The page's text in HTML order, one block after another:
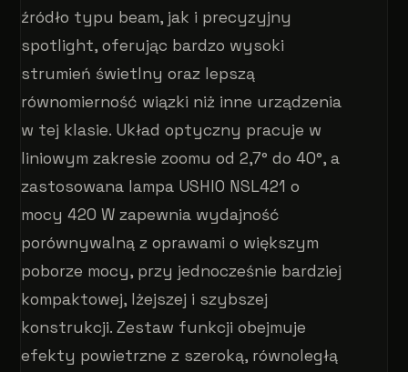
źródło typu beam, jak i precyzyjny
spotlight, oferując bardzo wysoki
strumień świetlny oraz lepszą
równomierność wiązki niż inne urządzenia
w tej klasie. Układ optyczny pracuje w
liniowym zakresie zoomu od 2,7° do 40°, a
zastosowana lampa USHIO NSL421 o
mocy 420 W zapewnia wydajność
porównywalną z oprawami o większym
poborze mocy, przy jednocześnie bardziej
kompaktowej, lżejszej i szybszej
konstrukcji. Zestaw funkcji obejmuje
efekty powietrzne z szeroką, równoległą